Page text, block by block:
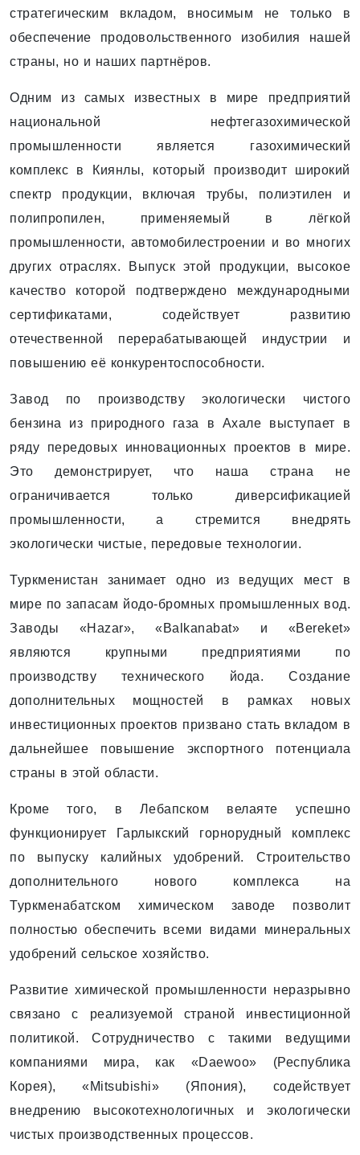
стратегическим вкладом, вносимым не только в
обеспечение продовольственного изобилия нашей
страны, но и наших партнёров.
Одним из самых известных в мире предприятий
национальной нефтегазохимической
промышленности является газохимический
комплекс в Киянлы, который производит широкий
спектр продукции, включая трубы, полиэтилен и
полипропилен, применяе­мый в лёгкой
промышленности, автомобилестроении и во многих
других отраслях. Выпуск этой продукции, высокое
качество которой подтверждено международными
сертификатами, содействует развитию
отечественной перерабатывающей индустрии и
повышению её конкурентоспособности.
Завод по производству экологически чистого
бензина из природного газа в Ахале выступает в
ряду передовых инновационных проектов в мире.
Это демонстрирует, что наша страна не
ограничивается только диверсификацией
промышленности, а стремится внедрять
экологически чистые, передовые технологии.
Туркменистан занимает одно из ведущих мест в
мире по запасам йодо-бромных промышленных вод.
Заводы «Hazar», «Balkanabat» и «Bereket»
являются крупными предприятиями по
производству технического йода. Создание
дополнительных мощностей в рамках новых
инвестиционных проектов призвано стать вкладом в
дальнейшее повышение экспортного потенциала
страны в этой области.
Кроме того, в Лебапском велаяте успешно
функционирует ­Гарлыкский горнорудный комп­лекс
по выпуску калийных удоб­рений. Строительство
дополнительного нового комплекса на
Туркменабатском химическом заводе позволит
полностью обеспечить всеми видами минеральных
удобрений сельское хозяйство.
Развитие химической промышленности неразрывно
связано с реализуемой страной инвестиционной
политикой. Сотрудничество с такими ведущими
компаниями мира, как «Daewoo» (Республика
Корея), «Mitsubishi» (Япония), содействует
внедрению высокотехнологичных и экологически
чистых производственных процессов.